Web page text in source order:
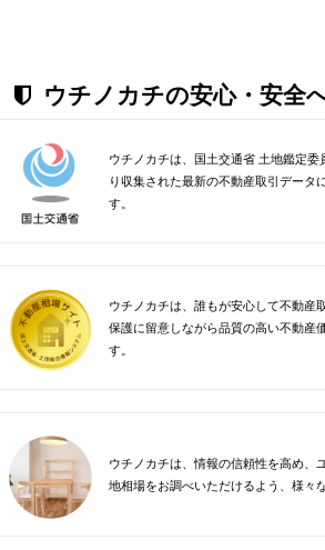
ウチノカチの安心・安全
ウチノカチは、国土交通省 土地鑑定委
り収集された最新の不動産取引データ
す。
ウチノカチは、誰もが安心して不動産
保護に留意しながら品質の高い不動産
す。
ウチノカチは、情報の信頼性を高め、
地相場をお調べいただけるよう、様々